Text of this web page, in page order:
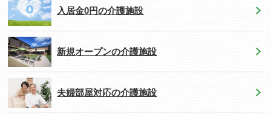
入居金0円の介護施設
新規オープンの介護施設
夫婦部屋対応の介護施設